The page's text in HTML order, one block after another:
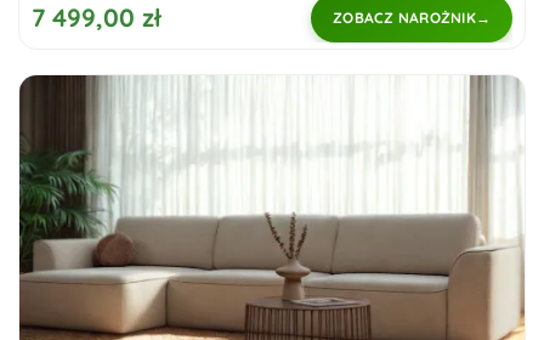
7 499,00 zł ZOBACZ NAROŻNIK